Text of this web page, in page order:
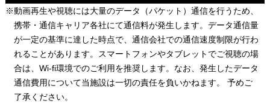
※動画再生や視聴には大量のデータ（パケット）通信を行うため、
携帯・通信キャリア各社にて通信料が発生します。データ通信量
が一定の基準に達した時点で、通信会社での通信速度制限が行わ
れることがあります。スマートフォンやタブレットでご視聴の場
合は、Wi-fi環境でのご利用を推奨します。なお、発生したデータ
通信費用について当施設は一切の責任を負いかねます。 予めご
了承ください。